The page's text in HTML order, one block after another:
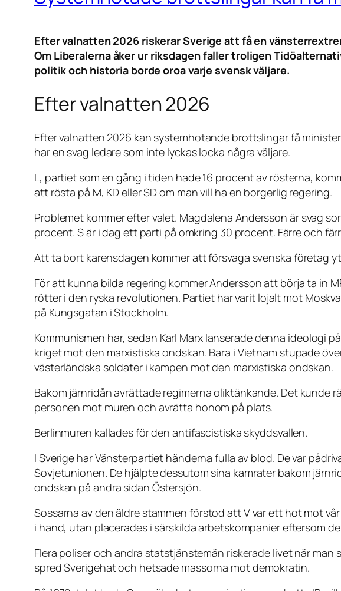
Efter valnatten 2026 riskerar Sverige att få en
Om Liberalerna åker ur riksdagen faller troligen
politik och historia borde oroa varje svensk väljare.
Efter valnatten 2026
Efter valnatten 2026 kan systemhotande brottslingar få
har en svag ledare som inte lyckas locka några väljare.
L, partiet som en gång i tiden hade 16 procent av rösterna,
att rösta på M, KD eller SD om man vill ha en borgerlig regering.
Problemet kommer efter valet. Magdalena Andersson är svag
procent. S är i dag ett parti på omkring 30 procent. Färre och
Att ta bort karensdagen kommer att försvaga svenska företag
För att kunna bilda regering kommer Andersson att börja ta in
rötter i den ryska revolutionen. Partiet har varit lojalt mot
på Kungsgatan i Stockholm.
Kommunismen har, sedan Karl Marx lanserade denna ideologi
kriget mot den marxistiska ondskan. Bara i Vietnam stupade
västerländska soldater i kampen mot den marxistiska ondskan.
Bakom järnridån avrättade regimerna oliktänkande. Det kunde
personen mot muren och avrätta honom på plats.
Berlinmuren kallades för den antifascistiska skyddsvallen.
I Sverige har Vänsterpartiet händerna fulla av blod. De var
Sovjetunionen. De hjälpte dessutom sina kamrater bakom
ondskan på andra sidan Östersjön.
Sossarna av den äldre stammen förstod att V var ett hot mot
i hand, utan placerades i särskilda arbetskompanier eftersom
Flera poliser och andra statstjänstemän riskerade livet när
spred Sverigehat och hetsade massorna mot demokratin.